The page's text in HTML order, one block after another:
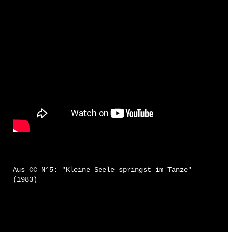
Aus CC N°5: "Kleine Seele springst im Tanze"
(1983)